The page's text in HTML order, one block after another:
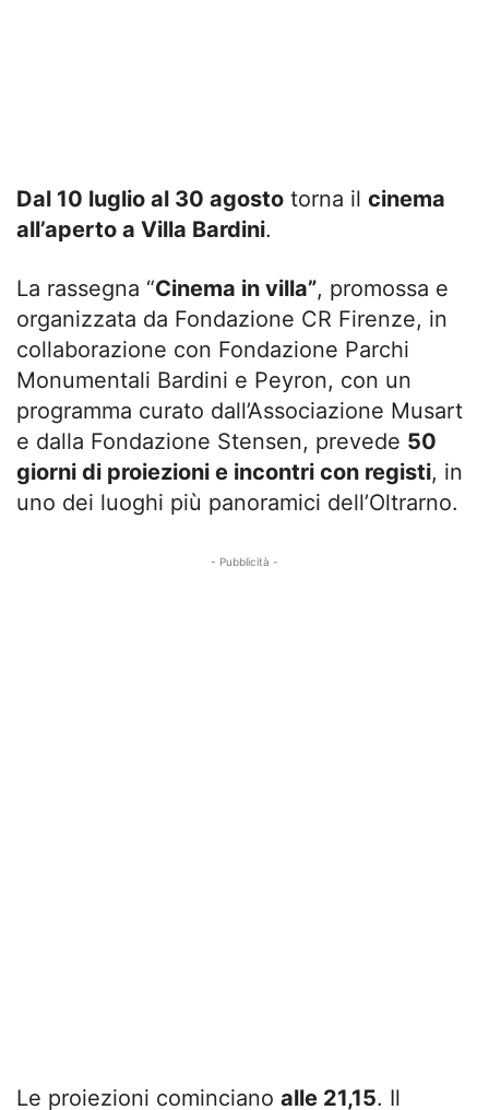
Dal 10 luglio al 30 agosto torna il cinema
all’aperto a Villa Bardini.
La rassegna “Cinema in villa”, promossa e
organizzata da Fondazione CR Firenze, in
collaborazione con Fondazione Parchi
Monumentali Bardini e Peyron, con un
programma curato dall’Associazione Musart
e dalla Fondazione Stensen, prevede 50
giorni di proiezioni e incontri con registi, in
uno dei luoghi più panoramici dell’Oltrarno.
- Pubblicità -
Le proiezioni cominciano alle 21,15. Il